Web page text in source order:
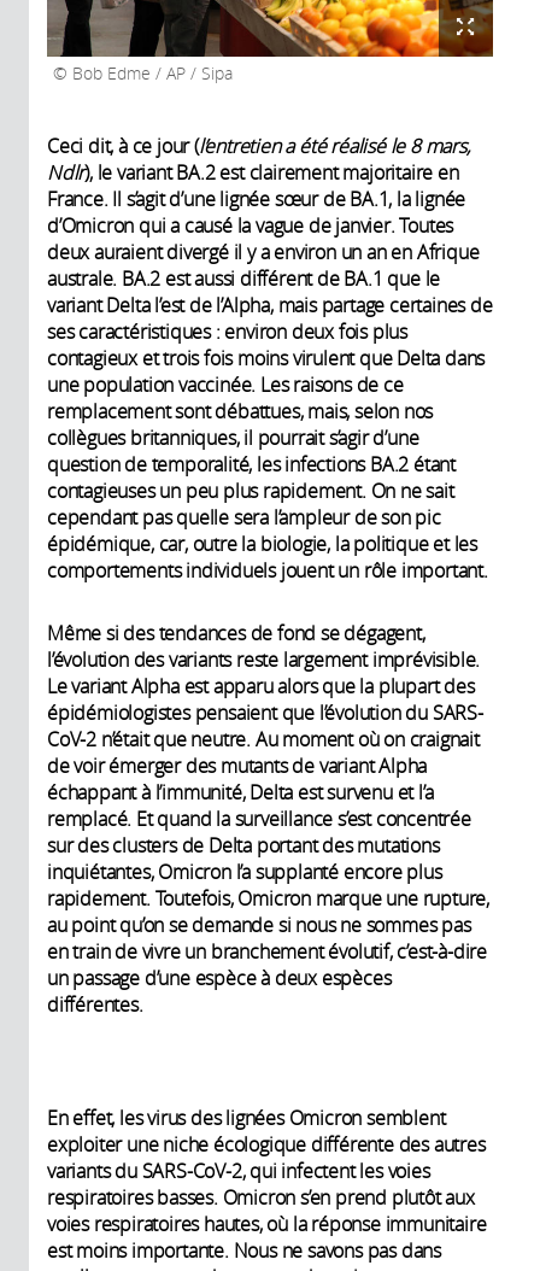
Bob Edme / AP / Sipa
Ceci dit, à ce jour (l’entretien a été réalisé le 8 mars,
Ndlr), le variant BA.2 est clairement majoritaire en
France. Il s’agit d’une lignée sœur de BA.1, la lignée
d’Omicron qui a causé la vague de janvier. Toutes
deux auraient divergé il y a environ un an en Afrique
australe. BA.2 est aussi différent de BA.1 que le
variant Delta l’est de l’Alpha, mais partage certaines de
ses caractéristiques : environ deux fois plus
contagieux et trois fois moins virulent que Delta dans
une population vaccinée. Les raisons de ce
remplacement sont débattues, mais, selon nos
collègues britanniques, il pourrait s’agir d’une
question de temporalité, les infections BA.2 étant
contagieuses un peu plus rapidement. On ne sait
cependant pas quelle sera l’ampleur de son pic
épidémique, car, outre la biologie, la politique et les
comportements individuels jouent un rôle important.
Même si des tendances de fond se dégagent,
l’évolution des variants reste largement imprévisible.
Le variant Alpha est apparu alors que la plupart des
épidémiologistes pensaient que l’évolution du SARS-
CoV-2 n’était que neutre. Au moment où on craignait
de voir émerger des mutants de variant Alpha
échappant à l’immunité, Delta est survenu et l’a
remplacé. Et quand la surveillance s’est concentrée
sur des clusters de Delta portant des mutations
inquiétantes, Omicron l’a supplanté encore plus
rapidement. Toutefois, Omicron marque une rupture,
au point qu’on se demande si nous ne sommes pas
en train de vivre un branchement évolutif, c’est-à-dire
un passage d’une espèce à deux espèces
différentes.
En effet, les virus des lignées Omicron semblent
exploiter une niche écologique différente des autres
variants du SARS-CoV-2, qui infectent les voies
respiratoires basses. Omicron s’en prend plutôt aux
voies respiratoires hautes, où la réponse immunitaire
est moins importante. Nous ne savons pas dans